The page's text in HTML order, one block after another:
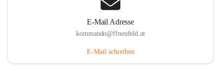
E-Mail Adresse
kommando@ffneufeld.at
E-Mail schreiben